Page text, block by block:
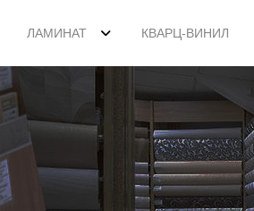
ЛАМИНАТ КВАРЦ-ВИНИЛ